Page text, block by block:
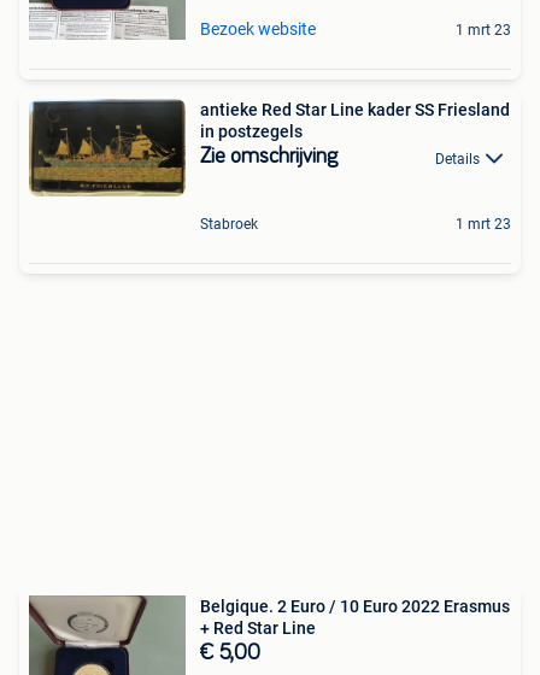
Bezoek website 1 mrt 23
antieke Red Star Line kader SS Friesland
in postzegels
Zie omschrijving Details
Stabroek 1 mrt 23
Belgique. 2 Euro / 10 Euro 2022 Erasmus
+ Red Star Line
€ 5,00